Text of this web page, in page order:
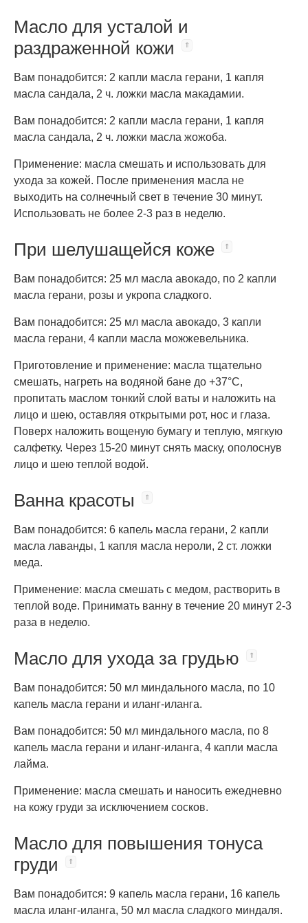
Масло для усталой и
раздраженной кожи
Вам понадобится: 2 капли масла герани, 1 капля
масла сандала, 2 ч. ложки масла макадамии.
Вам понадобится: 2 капли масла герани, 1 капля
масла сандала, 2 ч. ложки масла жожоба.
Применение: масла смешать и использовать для
ухода за кожей. После применения масла не
выходить на солнечный свет в течение 30 минут.
Использовать не более 2-3 раз в неделю.
При шелушащейся коже
Вам понадобится: 25 мл масла авокадо, по 2 капли
масла герани, розы и укропа сладкого.
Вам понадобится: 25 мл масла авокадо, 3 капли
масла герани, 4 капли масла можжевельника.
Приготовление и применение: масла тщательно
смешать, нагреть на водяной бане до +37°C,
пропитать маслом тонкий слой ваты и наложить на
лицо и шею, оставляя открытыми рот, нос и глаза.
Поверх наложить вощеную бумагу и теплую, мягкую
салфетку. Через 15-20 минут снять маску, ополоснув
лицо и шею теплой водой.
Ванна красоты
Вам понадобится: 6 капель масла герани, 2 капли
масла лаванды, 1 капля масла нероли, 2 ст. ложки
меда.
Применение: масла смешать с медом, растворить в
теплой воде. Принимать ванну в течение 20 минут 2-3
раза в неделю.
Масло для ухода за грудью
Вам понадобится: 50 мл миндального масла, по 10
капель масла герани и иланг-иланга.
Вам понадобится: 50 мл миндального масла, по 8
капель масла герани и иланг-иланга, 4 капли масла
лайма.
Применение: масла смешать и наносить ежедневно
на кожу груди за исключением сосков.
Масло для повышения тонуса
груди
Вам понадобится: 9 капель масла герани, 16 капель
масла иланг-иланга, 50 мл масла сладкого миндаля.